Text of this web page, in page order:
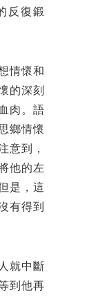
反復鍛
情懷和
的深刻
肉。語
鄉情懷
意到，
他的左
是，這
有得到
就中斷
到他再